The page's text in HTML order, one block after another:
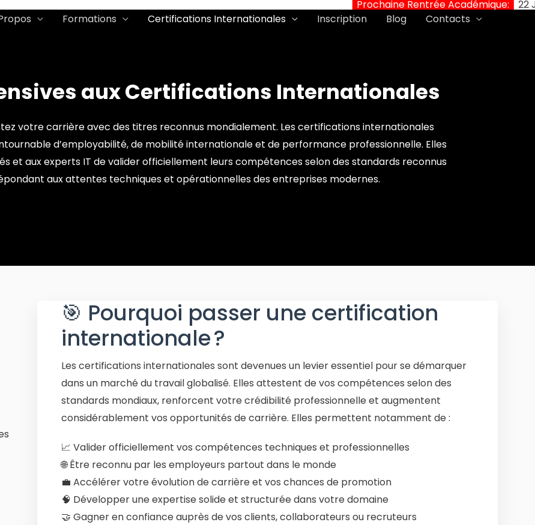
Prochaine Rentrée Académique:
22 Juin
Formations Certifications Internationales Inscription Blog Contacts
aux Certifications Internationales
votre carrière avec des titres reconnus mondialement. Les certifications internationales
d’employabilité, de mobilité internationale et de performance professionnelle. Elles
et aux experts IT de valider officiellement leurs compétences selon des standards reconnus
aux attentes techniques et opérationnelles des entreprises modernes.
🎯 Pourquoi passer une certification
internationale ?
Les certifications internationales sont devenues un levier essentiel pour se démarquer
dans un marché du travail globalisé. Elles attestent de vos compétences selon des
standards mondiaux, renforcent votre crédibilité professionnelle et augmentent
considérablement vos opportunités de carrière. Elles permettent notamment de :
📈 Valider officiellement vos compétences techniques et professionnelles
🌐 Être reconnu par les employeurs partout dans le monde
💼 Accélérer votre évolution de carrière et vos chances de promotion
🧠 Développer une expertise solide et structurée dans votre domaine
🤝 Gagner en confiance auprès de vos clients, collaborateurs ou recruteurs